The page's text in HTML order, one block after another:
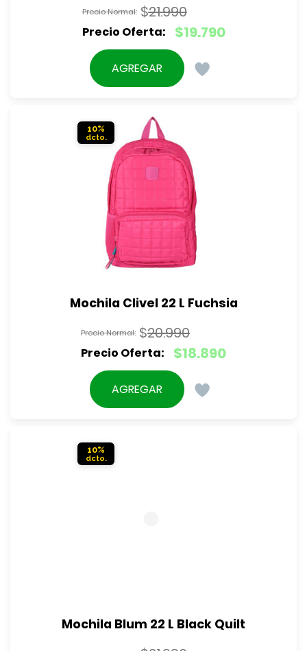
$21.990
El
precio
original
$19.790
El
precio
actual
$19.790.
AGREGAR
10%
Mochila Clivel 22 L Fuchsia
$20.990
El
precio
original
$18.890
El
precio
actual
AGREGAR
10%
Mochila Blum 22 L Black Quilt